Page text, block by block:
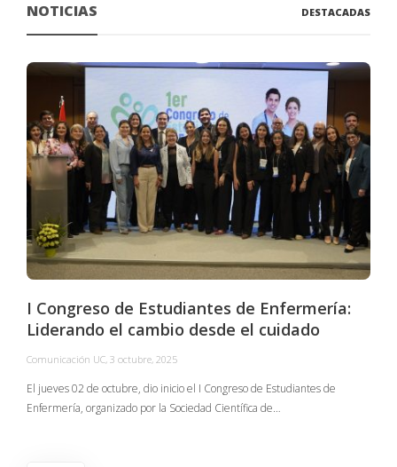
NOTICIAS DESTACADAS
I Congreso de Estudiantes de Enfermería:
Liderando el cambio desde el cuidado
Comunicación UC, 3 octubre, 2025
El jueves 02 de octubre, dio inicio el I Congreso de Estudiantes de
Enfermería, organizado por la Sociedad Científica de…